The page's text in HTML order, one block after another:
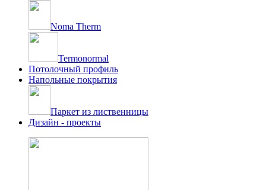
Noma Therm
Termonormal
Потолочный профиль
Напольные покрытия
Паркет из лиственницы
Дизайн - проекты